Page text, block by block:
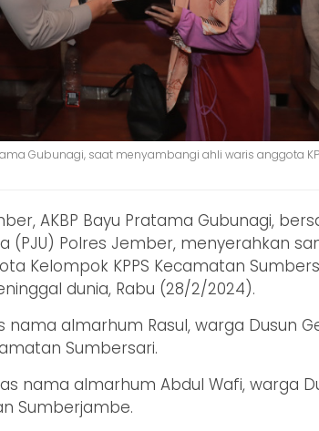
Gubunagi, saat menyambangi ahli waris anggota
AKBP Bayu Pratama Gubunagi,
(PJU) Polres Jember, menyerahkan
Kelompok KPPS Kecamatan
dunia, Rabu (28/2/2024).
nama almarhum Rasul, warga Dusun
Sumbersari.
nama almarhum Abdul Wafi, warga
Sumberjambe.